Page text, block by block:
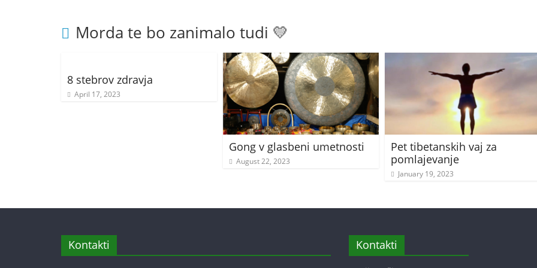
Morda te bo zanimalo tudi 💛
8 stebrov zdravja
April 17, 2023
Gong v glasbeni umetnosti
August 22, 2023
Pet tibetanskih vaj za
pomlajevanje
January 19, 2023
Kontakti Kontakti